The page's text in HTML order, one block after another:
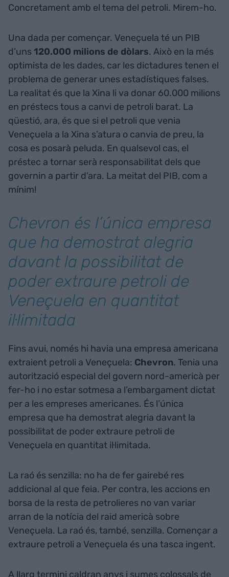
Concretament amb el tema del petroli. Mirem-ho.
Una dada per començar. Veneçuela té un PIB
d’uns120.000 milions de dòlars. Això en la més
optimista de les dades, car les dictadures tenen el
problema de generar unes estadístiques falses.
La realitat és que la Xina li va donar 60.000 milions
en préstecs tous a canvi de petroli barat. La
qüestió, ara, és que si el petroli que venia
Veneçuela a la Xina s’atura o canvia de preu, la
cosa es posarà peluda. En qualsevol cas, el
préstec a tornar serà responsabilitat dels que
governin a partir d’ara. La meitat del PIB, com a
mínim!
Chevron és l’única empresa
que ha demostrat alegria
davant la possibilitat de
poder extraure petroli de
Veneçuela en quantitat
il·limitada
Fins avui, només hi havia una empresa americana
extraient petroli a Veneçuela: Chevron. Tenia una
autorització especial del govern nord-americà per
fer-ho i no estar sotmesa a l’embargament dictat
per a les empreses americanes. És l’única
empresa que ha demostrat alegria davant la
possibilitat de poder extraure petroli de
Veneçuela en quantitat il·limitada.
La raó és senzilla: no ha de fer gairebé res
addicional al que feia. Per contra, les accions en
borsa de la resta de petrolieres no van variar
arran de la notícia del raid americà sobre
Veneçuela. La raó és, també, senzilla. Començar a
extraure petroli a Veneçuela és una tasca ingent.
A llarg termini caldran anys i sumes colossals de